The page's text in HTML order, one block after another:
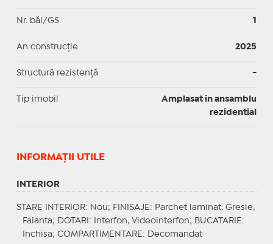
Nr. băi/GS 1
An construcție 2025
Structură rezistență -
Tip imobil
Amplasat in ansamblu
rezidential
INFORMAŢII UTILE
INTERIOR
STARE INTERIOR: Nou; FINISAJE : Parchet laminat, Gresie,
Faianta;
DOTARI : Interfon, Videointerfon; BUCATARIE :
Inchisa; COMPARTIMENTARE : Decomandat